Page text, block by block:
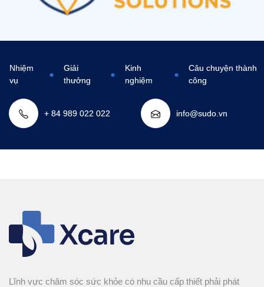
Nhiệm
vụ
●
Giải
thưởng
●
Kinh
nghiệm
●
Câu chuyện thành
công
+ 84 989 022 022 info@sudo.vn
Lĩnh vực chăm sóc sức khỏe có nhu cầu cấp thiết phải phát